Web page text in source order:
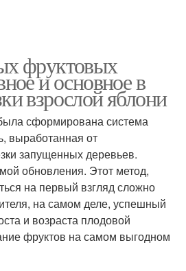
фруктовых
и основное в
взрослой яблони
сформирована система
выработанная от
запущенных деревьев.
обновления. Этот метод,
на первый взгляд сложно
на самом деле, успешный
и возраста плодовой
фруктов на самом выгодном